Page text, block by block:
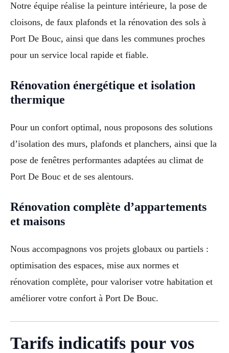
Notre équipe réalise la peinture intérieure, la pose de
cloisons, de faux plafonds et la rénovation des sols à
Port De Bouc, ainsi que dans les communes proches
pour un service local rapide et fiable.
Rénovation énergétique et isolation
thermique
Pour un confort optimal, nous proposons des solutions
d’isolation des murs, plafonds et planchers, ainsi que la
pose de fenêtres performantes adaptées au climat de
Port De Bouc et de ses alentours.
Rénovation complète d’appartements
et maisons
Nous accompagnons vos projets globaux ou partiels :
optimisation des espaces, mise aux normes et
rénovation complète, pour valoriser votre habitation et
améliorer votre confort à Port De Bouc.
Tarifs indicatifs pour vos